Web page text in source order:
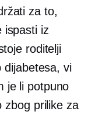
za to,
ispasti iz
roditelji
dijabetesa, vi
je li potpuno
zbog prilike za